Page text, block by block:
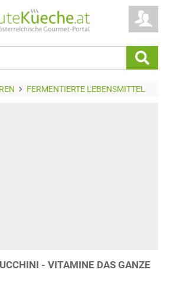
FERMENTIERTE LEBENSMITTEL
- VITAMINE DAS GANZE